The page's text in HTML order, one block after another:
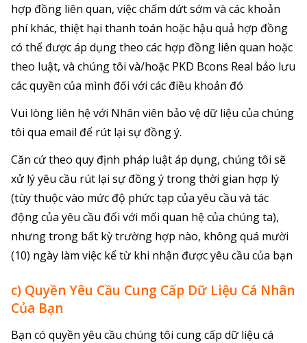
hợp đồng liên quan, việc chấm dứt sớm và các khoản
phí khác, thiệt hại thanh toán hoặc hậu quả hợp đồng
có thể được áp dụng theo các hợp đồng liên quan hoặc
theo luật, và chúng tôi và/hoặc PKD Bcons Real bảo lưu
các quyền của mình đối với các điều khoản đó
Vui lòng liên hệ với Nhân viên bảo vệ dữ liệu của chúng
tôi qua email để rút lại sự đồng ý.
Căn cứ theo quy định pháp luật áp dụng, chúng tôi sẽ
xử lý yêu cầu rút lại sự đồng ý trong thời gian hợp lý
(tùy thuộc vào mức độ phức tạp của yêu cầu và tác
động của yêu cầu đối với mối quan hệ của chúng ta),
nhưng trong bất kỳ trường hợp nào, không quá mười
(10) ngày làm việc kể từ khi nhận được yêu cầu của bạn
c) Quyền Yêu Cầu Cung Cấp Dữ Liệu Cá Nhân
Của Bạn
Bạn có quyền yêu cầu chúng tôi cung cấp dữ liệu cá